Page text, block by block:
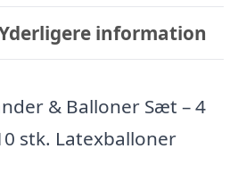
information
& Balloner Sæt – 4
stk. Latexballoner